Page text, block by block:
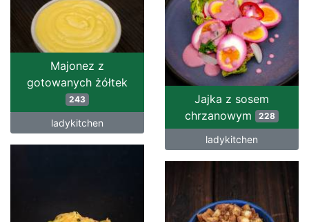
Majonez z
gotowanych żółtek
243
ladykitchen
Jajka z sosem
chrzanowym 228
ladykitchen